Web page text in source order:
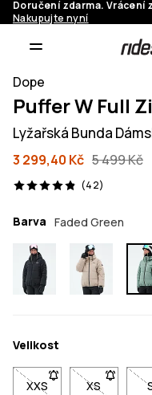
Doručení zdarma. Vrácení
Nakupujte nyní
Dope
Puffer W Full
Lyžařská Bunda
3 299,40 Kč 5 499 Kč
(42)
42 recenze, 4.9/5
Barva Faded Green
Velikost
XXS- Velikost XXS není
XS- Velikost